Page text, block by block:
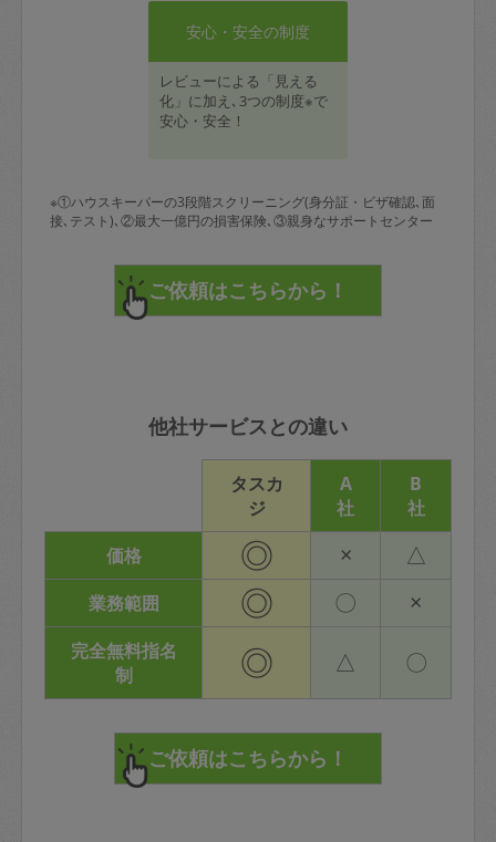
安心・安全の制度
レビューによる「見える
化」に加え､3つの制度※で
安心・安全！
※①ハウスキーパーの3段階スクリーニング(身分証・ビザ確認､面
接､テスト)､②最大一億円の損害保険､③親身なサポートセンター
他社サービスとの違い
タスカ
ジ
A
社
B
社
価格
◎ × △
業務範囲 ◎ 〇 ×
完全無料指名
制
◎ △ 〇